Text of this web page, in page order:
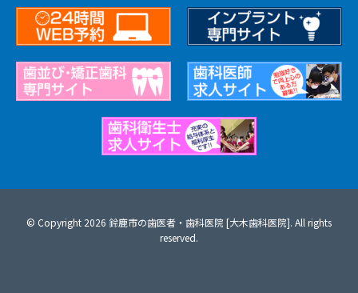
© Copyright 2026 鈴鹿市の歯医者・歯科医院 [大木歯科医院]. All rights
reserved.